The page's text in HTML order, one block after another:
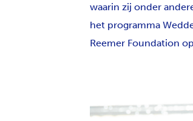
waarin zij onder
het programma
Reemer Foundation